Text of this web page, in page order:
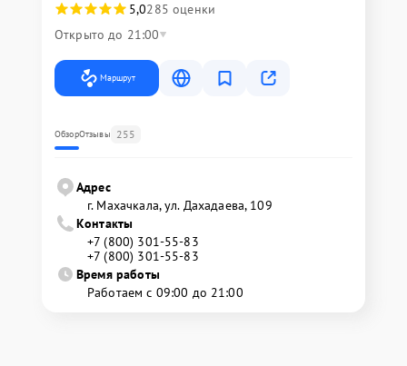
5,0285 оценки
Открыто до 21:00
Маршрут
ОбзорОтзывы 255
Адрес
г. Махачкала, ул. Дахадаева, 109
Контакты
+7 (800) 301-55-83
+7 (800) 301-55-83
Время работы
Работаем с 09:00 до 21:00